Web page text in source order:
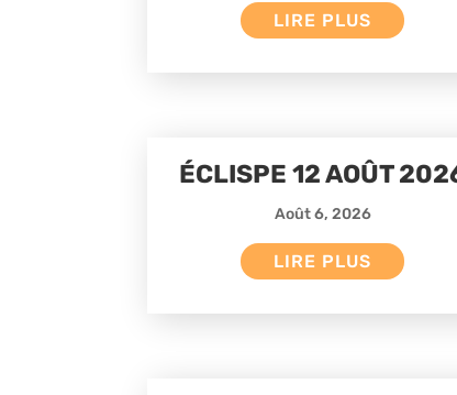
LIRE PLUS
ÉCLISPE 12 AOÛT
Août 6, 2026
LIRE PLUS